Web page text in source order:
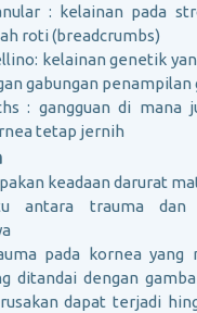
: kelainan pada
roti (breadcrumbs)
kelainan genetik
gabungan
: gangguan di
tetap jernih
keadaan darurat
antara trauma dan
pada kornea yang
ditandai dengan
dapat terjadi